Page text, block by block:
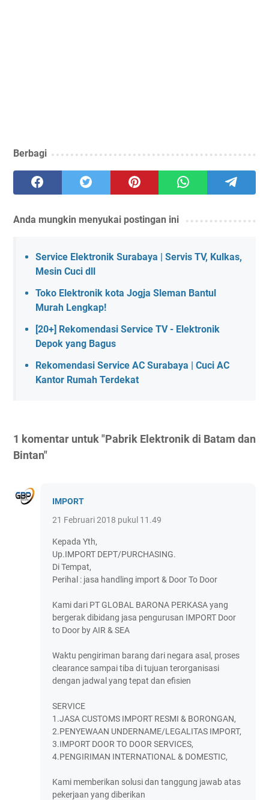
Berbagi
Anda mungkin menyukai postingan ini
Service Elektronik Surabaya | Servis TV, Kulkas,
Mesin Cuci dll
Toko Elektronik kota Jogja Sleman Bantul
Murah Lengkap!
[20+] Rekomendasi Service TV - Elektronik
Depok yang Bagus
Rekomendasi Service AC Surabaya | Cuci AC
Kantor Rumah Terdekat
1 komentar untuk "Pabrik Elektronik di Batam dan
Bintan"
IMPORT
21 Februari 2018 pukul 11.49
Kepada Yth,
Up.IMPORT DEPT/PURCHASING.
Di Tempat,
Perihal : jasa handling import & Door To Door
Kami dari PT GLOBAL BARONA PERKASA yang
bergerak dibidang jasa pengurusan IMPORT Door
to Door by AIR & SEA
Waktu pengiriman barang dari negara asal, proses
clearance sampai tiba di tujuan terorganisasi
dengan jadwal yang tepat dan efisien
SERVICE
1.JASA CUSTOMS IMPORT RESMI & BORONGAN,
2.PENYEWAAN UNDERNAME/LEGALITAS IMPORT,
3.IMPORT DOOR TO DOOR SERVICES,
4.PENGIRIMAN INTERNATIONAL & DOMESTIC,
Kami memberikan solusi dan tanggung jawab atas
pekerjaan yang diberikan